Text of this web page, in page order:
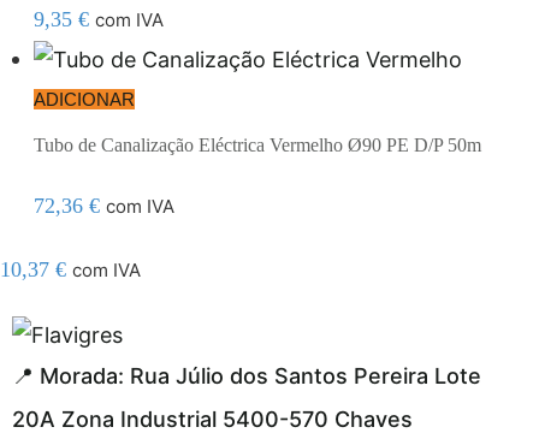
9,35 € com IVA
ADICIONAR
Tubo de Canalização Eléctrica Vermelho Ø90 PE D/P 50m
72,36 € com IVA
10,37 € com IVA
resmi adresi
📍 Morada: Rua Júlio dos Santos Pereira Lote
20A Zona Industrial 5400-570 Chaves